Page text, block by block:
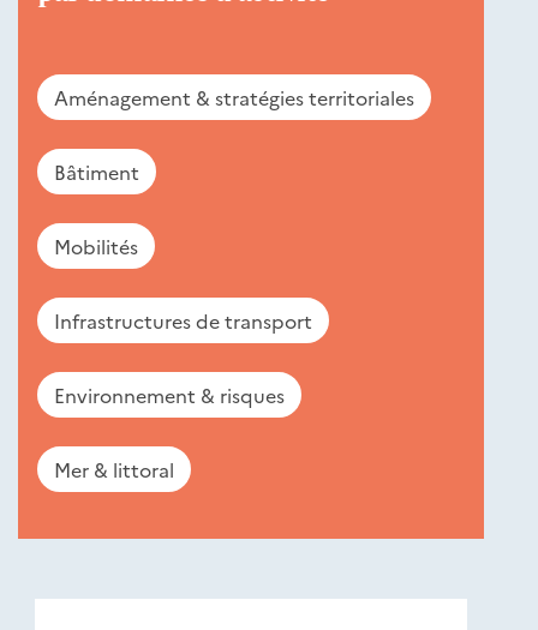
Aménagement & stratégies territoriales
Bâtiment
Mobilités
Infrastructures de transport
Environnement & risques
Mer & littoral
Nouveautés